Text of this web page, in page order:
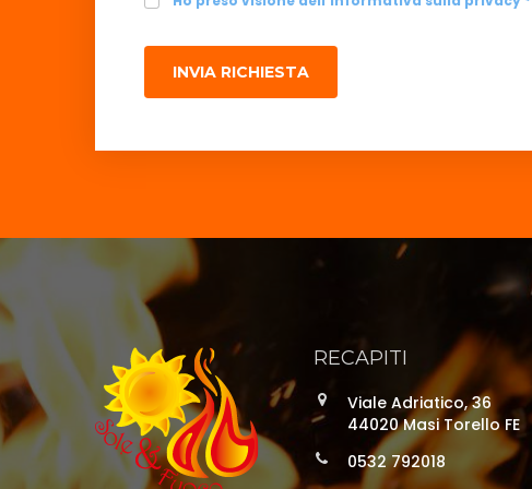
INVIA RICHIESTA
RECAPITI
Viale Adriatico, 36
44020 Masi Torello FE
0532 792018